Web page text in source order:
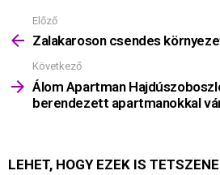
Mutass
többet
Előző
Zalakaroson csendes
Következő
Álom Apartman
berendezett apartmanokkal
LEHET, HOGY EZEK IS